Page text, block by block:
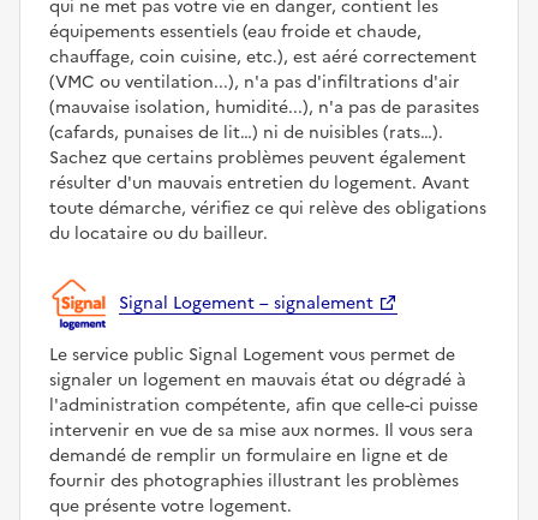
qui ne met pas votre vie en danger, contient les
équipements essentiels (eau froide et chaude,
chauffage, coin cuisine, etc.), est aéré correctement
(VMC ou ventilation...), n'a pas d'infiltrations d'air
(mauvaise isolation, humidité...), n'a pas de parasites
(cafards, punaises de lit…) ni de nuisibles (rats…).
Sachez que certains problèmes peuvent également
résulter d'un mauvais entretien du logement. Avant
toute démarche, vérifiez ce qui relève des obligations
du locataire ou du bailleur.
Signal Logement – signalement
Le service public Signal Logement vous permet de
signaler un logement en mauvais état ou dégradé à
l'administration compétente, afin que celle-ci puisse
intervenir en vue de sa mise aux normes. Il vous sera
demandé de remplir un formulaire en ligne et de
fournir des photographies illustrant les problèmes
que présente votre logement.